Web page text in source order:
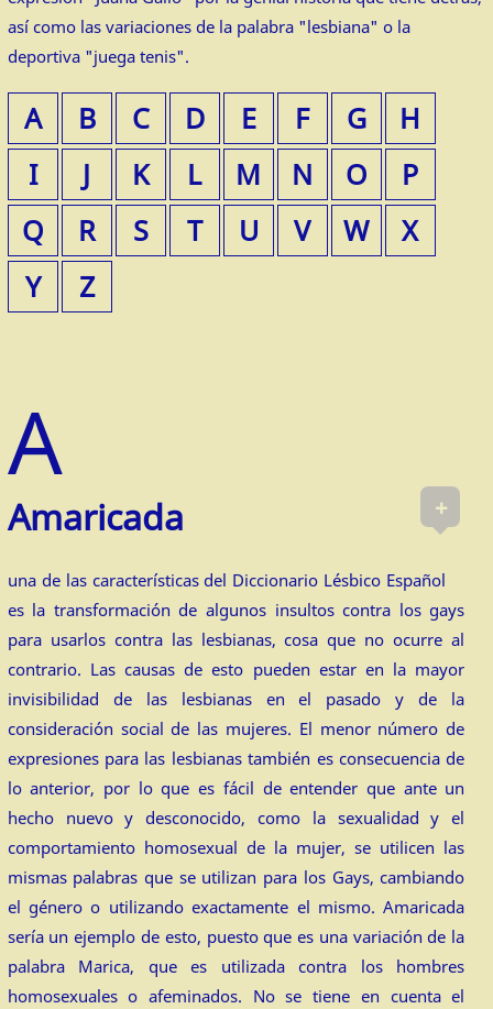
así como las variaciones de la palabra "lesbiana" o la
deportiva "juega tenis".
A B C D E F G
H
I
J K L M N O
P
Q
R S T U V W
X
Y
Z
+
Amaricada
una de las características del Diccionario Lésbico Español
es la transformación de algunos insultos contra los gays
para usarlos contra las lesbianas, cosa que no ocurre al
contrario. Las causas de esto pueden estar en la mayor
invisibilidad de las lesbianas en el pasado y de la
consideración social de las mujeres. El menor número de
expresiones para las lesbianas también es consecuencia de
lo anterior, por lo que es fácil de entender que ante un
hecho nuevo y desconocido, como la sexualidad y el
comportamiento homosexual de la mujer, se utilicen las
mismas palabras que se utilizan para los Gays, cambiando
el género o utilizando exactamente el mismo. Amaricada
sería un ejemplo de esto, puesto que es una variación de la
palabra Marica, que es utilizada contra los hombres
homosexuales o afeminados. No se tiene en cuenta el